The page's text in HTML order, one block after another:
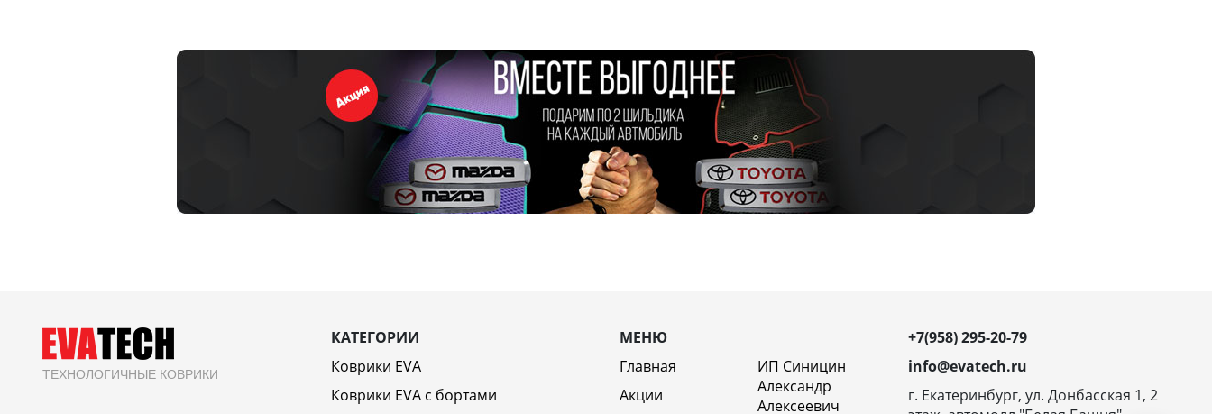
ТЕХНОЛОГИЧНЫЕ КОВРИКИ
КАТЕГОРИИ
Коврики EVA
Коврики EVA c бортами
МЕНЮ
Главная
Акции
ИП Синицин
Александр
Алексеевич
+7(958) 295-20-79
info@evatech.ru
г. Екатеринбург, ул. Донбасская 1, 2